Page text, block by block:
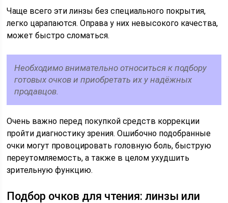
Чаще всего эти линзы без специального покрытия,
легко царапаются. Оправа у них невысокого качества,
может быстро сломаться.
Необходимо внимательно относиться к подбору
готовых очков и приобретать их у надёжных
продавцов.
Очень важно перед покупкой средств коррекции
пройти диагностику зрения. Ошибочно подобранные
очки могут провоцировать головную боль, быструю
переутомляемость, а также в целом ухудшить
зрительную функцию.
Подбор очков для чтения: линзы или